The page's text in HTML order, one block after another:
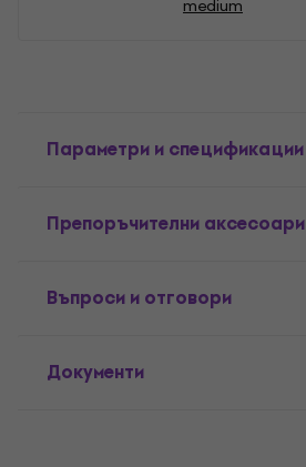
medium
Параметри и спецификации
Препоръчителни аксесоари
Въпроси и отговори
Документи